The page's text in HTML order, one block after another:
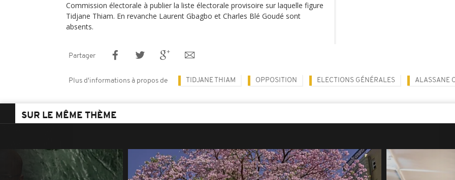
Commission électorale à publier la liste électorale provisoire sur laquelle figure
Tidjane Thiam. En revanche Laurent Gbagbo et Charles Blé Goudé sont
absents.
Partager
Plus d'informations à propos de TIDJANE THIAM OPPOSITION ELECTIONS GÉNÉRALES ALASSANE
SUR LE MÊME THÈME